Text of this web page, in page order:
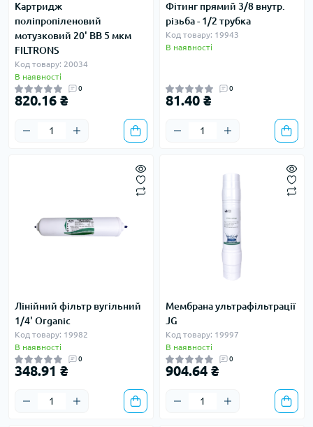
Картридж
поліпропіленовий
мотузковий 20' BB 5 мкм
FILTRONS
Код товару: 20034
В наявності
0
820.16 ₴
Фітинг прямий 3/8 внутр.
різьба - 1/2 трубка
Код товару: 19943
В наявності
0
81.40 ₴
Лінійний фільтр вугільний
1/4' Organic
Код товару: 19982
В наявності
0
348.91 ₴
Мембрана ультрафільтрації
JG
Код товару: 19997
В наявності
0
904.64 ₴